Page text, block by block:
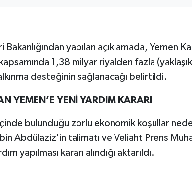
yapılan açıklamada, Yemen
1,38 milyar riyalden fazla
desteğinin sağlanacağı belirtildi.
YEMEN’E YENİ YARDIM KARARI
bulunduğu zorlu ekonomik koşullar
Abdülaziz'in talimatı ve Veliaht Prens
yapılması kararı alındığı aktarıldı.